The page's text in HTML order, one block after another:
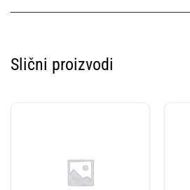
Slični proizvodi